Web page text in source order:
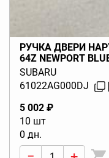
РУЧКА ДВЕРИ
64Z NEWPORT
BP (B13) 2003-2009
SUBARU
61022AG000DJ
5 002 ₽
10 шт
0 дн.